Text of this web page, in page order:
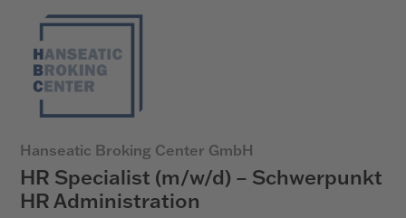
Hanseatic Broking Center GmbH
HR Specialist (m/w/d) – Schwerpunkt
HR Administration